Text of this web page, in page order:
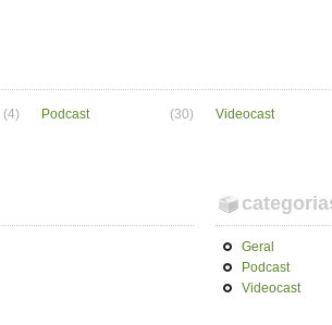
(4) Podcast (30) Videocast
Geral
Podcast
Videocast